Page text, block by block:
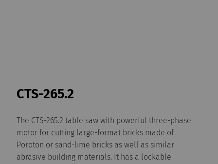
CTS-265.2
The CTS-265.2 table saw with powerful three-phase
motor for cutting large-format bricks made of
Poroton or sand-lime bricks as well as similar
abrasive building materials. It has a lockable